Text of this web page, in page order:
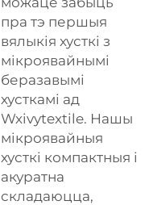
пра тэ першыя
вялыкія хусткі з
мікроявайнымі
беразавымі
хусткамі ад
Wxivytextile. Нашы
мікроявайныя
хусткі компактныя і
акуратна
складаюцца,